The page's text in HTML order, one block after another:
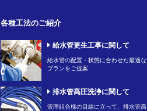
各種工法のご紹介
給水管更生工事に関して
給水管の配置・状態に合わせた最適な
プランをご提案
排水管高圧洗浄に関して
管理組合様の目線に立って、排水管高